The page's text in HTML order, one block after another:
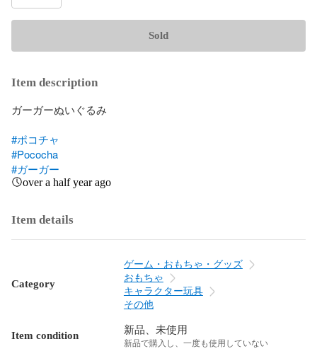
Sold
Item description
ガーガーぬいぐるみ
#ポコチャ
#Pococha
#ガーガー
over a half year ago
Item details
Category
ゲーム・おもちゃ・グッズ
おもちゃ
キャラクター玩具
その他
Item condition 新品、未使用
新品で購入し、一度も使用していない